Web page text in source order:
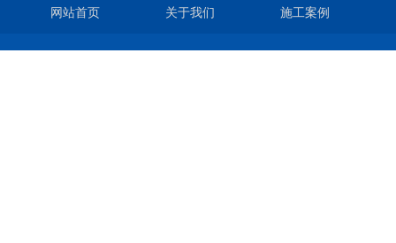
网站首页 关于我们 施工案例